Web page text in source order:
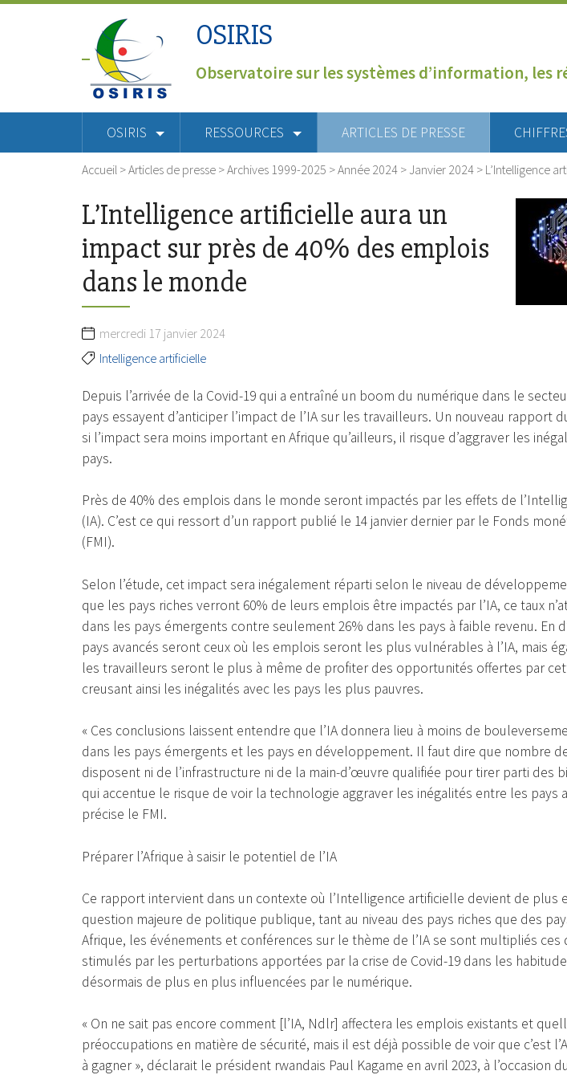
OSIRIS
Observatoire sur les systèmes d’information, les
OSIRIS RESSOURCES ARTICLES DE PRESSE
Accueil >Articles de presse >Archives 1999-2025 >Année 2024 > Janvier 2024 > L’Intelligence
L’Intelligence artificielle aura un
impact sur près de 40% des emplois
dans le monde
mercredi 17 janvier 2024
Intelligence artificielle
Depuis l’arrivée de la Covid-19 qui a entraîné un boom du numérique dans le
pays essayent d’anticiper l’impact de l’IA sur les travailleurs. Un nouveau rapport
si l’impact sera moins important en Afrique qu’ailleurs, il risque d’aggraver les
pays.
Près de 40% des emplois dans le monde seront impactés par les effets de
(IA). C’est ce qui ressort d’un rapport publié le 14 janvier dernier par le Fonds
(FMI).
Selon l’étude, cet impact sera inégalement réparti selon le niveau de
que les pays riches verront 60% de leurs emplois être impactés par l’IA, ce taux
dans les pays émergents contre seulement 26% dans les pays à faible revenu. En
pays avancés seront ceux où les emplois seront les plus vulnérables à l’IA, mais
les travailleurs seront le plus à même de profiter des opportunités offertes par
creusant ainsi les inégalités avec les pays les plus pauvres.
« Ces conclusions laissent entendre que l’IA donnera lieu à moins de
dans les pays émergents et les pays en développement. Il faut dire que nombre
disposent ni de l’infrastructure ni de la main-d’œuvre qualifiée pour tirer parti des
qui accentue le risque de voir la technologie aggraver les inégalités entre les pays
précise le FMI.
Préparer l’Afrique à saisir le potentiel de l’IA
Ce rapport intervient dans un contexte où l’Intelligence artificielle devient de plus
question majeure de politique publique, tant au niveau des pays riches que des
Afrique, les événements et conférences sur le thème de l’IA se sont multipliés ces
stimulés par les perturbations apportées par la crise de Covid-19 dans les
désormais de plus en plus influencées par le numérique.
« On ne sait pas encore comment [l’IA, Ndlr] affectera les emplois existants et
préoccupations en matière de sécurité, mais il est déjà possible de voir que c’est
à gagner », déclarait le président rwandais Paul Kagame en avril 2023, à l’occasion